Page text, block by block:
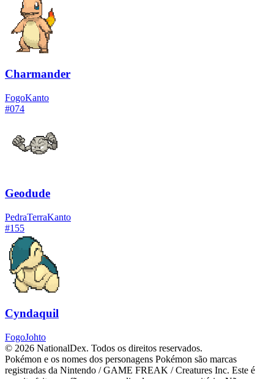
Charmander
FogoKanto
#074
Geodude
PedraTerraKanto
#155
Cyndaquil
FogoJohto
© 2026 NationalDex. Todos os direitos reservados.
Pokémon e os nomes dos personagens Pokémon são marcas
registradas da Nintendo / GAME FREAK / Creatures Inc. Este é